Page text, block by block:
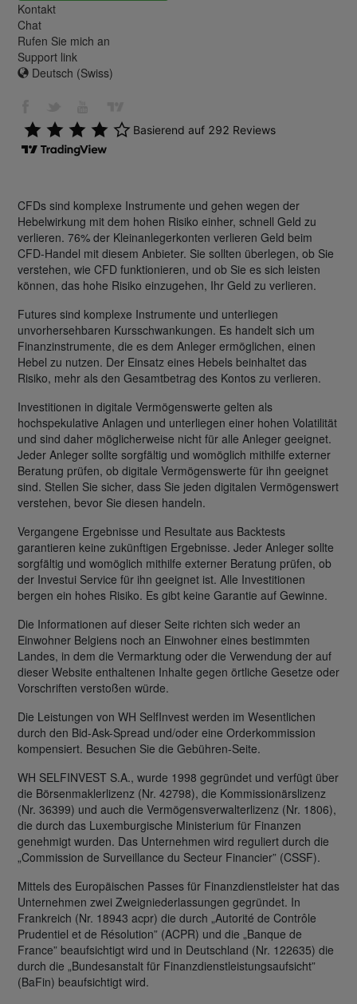
Kontakt
Chat
Rufen Sie mich an
Support link
Deutsch (Swiss)
CFDs sind komplexe Instrumente und gehen wegen der
Hebelwirkung mit dem hohen Risiko einher, schnell Geld zu
verlieren. 76% der Kleinanlegerkonten verlieren Geld beim
CFD-Handel mit diesem Anbieter. Sie sollten überlegen, ob Sie
verstehen, wie CFD funktionieren, und ob Sie es sich leisten
können, das hohe Risiko einzugehen, Ihr Geld zu verlieren.
Futures sind komplexe Instrumente und unterliegen
unvorhersehbaren Kursschwankungen. Es handelt sich um
Finanzinstrumente, die es dem Anleger ermöglichen, einen
Hebel zu nutzen. Der Einsatz eines Hebels beinhaltet das
Risiko, mehr als den Gesamtbetrag des Kontos zu verlieren.
Investitionen in digitale Vermögenswerte gelten als
hochspekulative Anlagen und unterliegen einer hohen Volatilität
und sind daher möglicherweise nicht für alle Anleger geeignet.
Jeder Anleger sollte sorgfältig und womöglich mithilfe externer
Beratung prüfen, ob digitale Vermögenswerte für ihn geeignet
sind. Stellen Sie sicher, dass Sie jeden digitalen Vermögenswert
verstehen, bevor Sie diesen handeln.
Vergangene Ergebnisse und Resultate aus Backtests
garantieren keine zukünftigen Ergebnisse. Jeder Anleger sollte
sorgfältig und womöglich mithilfe externer Beratung prüfen, ob
der Investui Service für ihn geeignet ist. Alle Investitionen
bergen ein hohes Risiko. Es gibt keine Garantie auf Gewinne.
Die Informationen auf dieser Seite richten sich weder an
Einwohner Belgiens noch an Einwohner eines bestimmten
Landes, in dem die Vermarktung oder die Verwendung der auf
dieser Website enthaltenen Inhalte gegen örtliche Gesetze oder
Vorschriften verstoßen würde.
Die Leistungen von WH SelfInvest werden im Wesentlichen
durch den Bid-Ask-Spread und/oder eine Orderkommission
kompensiert. Besuchen Sie die Gebühren-Seite.
WH SELFINVEST S.A., wurde 1998 gegründet und verfügt über
die Börsenmaklerlizenz (Nr. 42798), die Kommissionärslizenz
(Nr. 36399) und auch die Vermögensverwalterlizenz (Nr. 1806),
die durch das Luxemburgische Ministerium für Finanzen
genehmigt wurden. Das Unternehmen wird reguliert durch die
„Commission de Surveillance du Secteur Financier” (CSSF).
Mittels des Europäischen Passes für Finanzdienstleister hat das
Unternehmen zwei Zweigniederlassungen gegründet. In
Frankreich (Nr. 18943 acpr) die durch „Autorité de Contrôle
Prudentiel et de Résolution” (ACPR) und die „Banque de
France” beaufsichtigt wird und in Deutschland (Nr. 122635) die
durch die „Bundesanstalt für Finanzdienstleistungsaufsicht”
(BaFin) beaufsichtigt wird.